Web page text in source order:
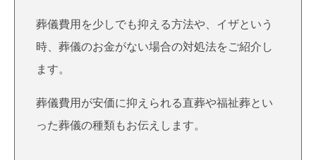
葬儀費用を少しでも抑える方法や、イザという
時、葬儀のお金がない場合の対処法をご紹介し
ます。
葬儀費用が安価に抑えられる直葬や福祉葬とい
った葬儀の種類もお伝えします。